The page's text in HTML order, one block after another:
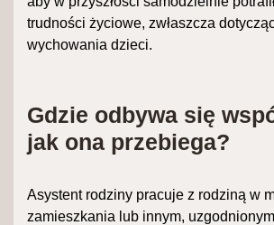
trudności życiowe, zwłaszcza
wychowania dzieci.
Gdzie odbywa się
jak ona przebiega?
Asystent rodziny pracuje z rodziną w
zamieszkania lub innym,